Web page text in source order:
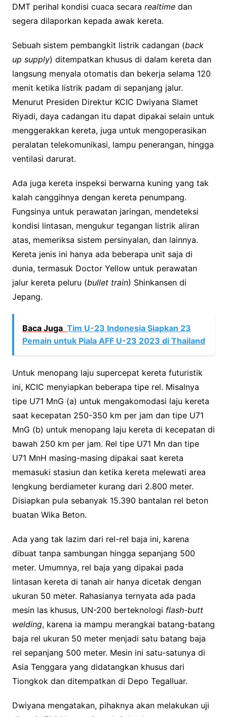
DMT perihal kondisi cuaca secara realtimedan
segera dilaporkan kepada awak kereta.
Sebuah sistem pembangkit listrik cadangan (back
up supply) ditempatkan khusus di dalam kereta dan
langsung menyala otomatis dan bekerja selama 120
menit ketika listrik padam di sepanjang jalur.
Menurut Presiden Direktur KCIC Dwiyana Slamet
Riyadi, daya cadangan itu dapat dipakai selain untuk
menggerakkan kereta, juga untuk mengoperasikan
peralatan telekomunikasi, lampu penerangan, hingga
ventilasi darurat.
Ada juga kereta inspeksi berwarna kuning yang tak
kalah canggihnya dengan kereta penumpang.
Fungsinya untuk perawatan jaringan, mendeteksi
kondisi lintasan, mengukur tegangan listrik aliran
atas, memeriksa sistem persinyalan, dan lainnya.
Kereta jenis ini hanya ada beberapa unit saja di
dunia, termasuk Doctor Yellow untuk perawatan
jalur kereta peluru (bullet train) Shinkansen di
Jepang.
Baca Juga Tim U-23 Indonesia Siapkan 23
Pemain untuk Piala AFF U-23 2023 di Thailand
Untuk menopang laju supercepat kereta futuristik
ini, KCIC menyiapkan beberapa tipe rel. Misalnya
tipe U71 MnG (a) untuk mengakomodasi laju kereta
saat kecepatan 250-350 km per jam dan tipe U71
MnG (b) untuk menopang laju kereta di kecepatan di
bawah 250 km per jam. Rel tipe U71 Mn dan tipe
U71 MnH masing-masing dipakai saat kereta
memasuki stasiun dan ketika kereta melewati area
lengkung berdiameter kurang dari 2.800 meter.
Disiapkan pula sebanyak 15.390 bantalan rel beton
buatan Wika Beton.
Ada yang tak lazim dari rel-rel baja ini, karena
dibuat tanpa sambungan hingga sepanjang 500
meter. Umumnya, rel baja yang dipakai pada
lintasan kereta di tanah air hanya dicetak dengan
ukuran 50 meter. Rahasianya ternyata ada pada
mesin las khusus, UN-200 berteknologi flash-butt
welding, karena ia mampu merangkai batang-batang
baja rel ukuran 50 meter menjadi satu batang baja
rel sepanjang 500 meter. Mesin ini satu-satunya di
Asia Tenggara yang didatangkan khusus dari
Tiongkok dan ditempatkan di Depo Tegalluar.
Dwiyana mengatakan, pihaknya akan melakukan uji